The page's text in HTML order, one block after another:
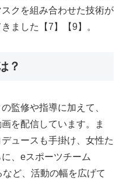
クを組み合わせた技術が
ました【7】【9】。
？
監修や指導に加えて、
を配信しています。ま
ュースも手掛け、女性た
、eスポーツチーム
など、活動の幅を広げて